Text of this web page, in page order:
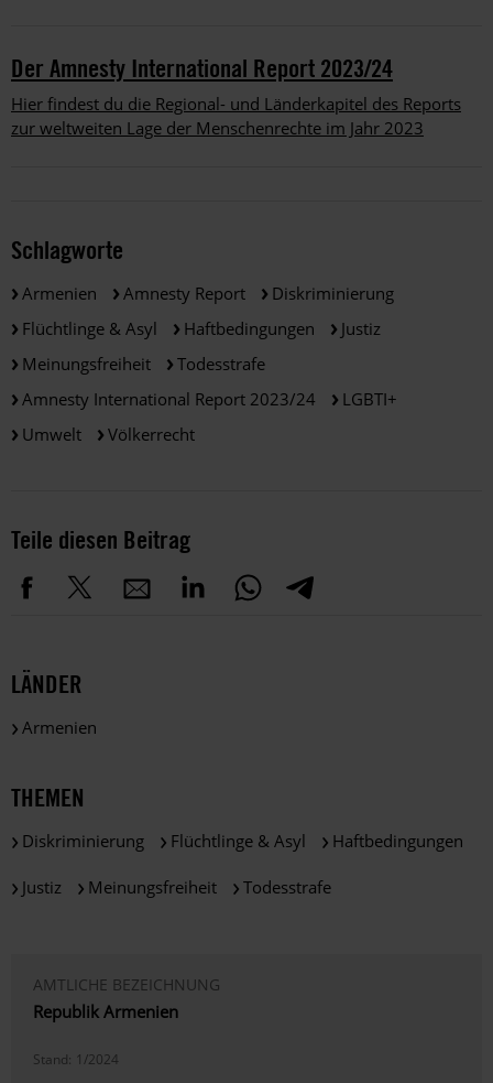
Der Amnesty International Report 2023/24
Hier findest du die Regional- und Länderkapitel des Reports
zur weltweiten Lage der Menschenrechte im Jahr 2023
Schlagworte
Armenien Amnesty Report
Diskriminierung
Flüchtlinge & Asyl
Haftbedingungen
Justiz
Meinungsfreiheit
Todesstrafe
Amnesty International Report 2023/24
LGBTI+
Umwelt
Völkerrecht
Teile diesen Beitrag
LÄNDER
Armenien
THEMEN
Diskriminierung Flüchtlinge & Asyl Haftbedingungen
Justiz Meinungsfreiheit Todesstrafe
AMTLICHE BEZEICHNUNG
Republik Armenien
Stand: 1/2024